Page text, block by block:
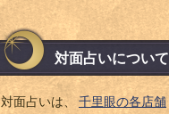
対面占いについて
対面占いは、 千里眼の各店舗